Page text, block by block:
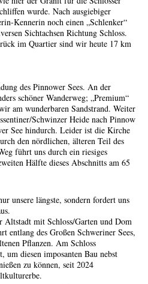
wurde. Nach ausgiebiger
Kennerin noch einen „Schlenker“
Sichtachsen Richtung Schloss.
im Quartier sind wir heute 17 km
des Pinnower Sees. An der
schöner Wanderweg; „Premium“
am wunderbaren Sandstrand. Weiter
Schwinzer Heide nach Pinnow
See hindurch. Leider ist die Kirche
den nördlichen, älteren Teil des
führt uns durch ein riesiges
Hälfte dieses Abschnitts am 65
unsere längste, sondern fordert uns
mit Schloss/Garten und Dom
entlang des Großen Schweriner Sees,
Pflanzen. Am Schloss
um diesen imposanten Bau nebst
zu können, seit 2024